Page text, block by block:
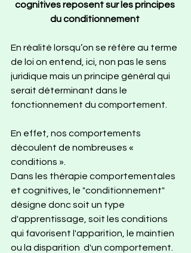
cognitives reposent sur les principes
du conditionnement
En réalité lorsqu’on se réfère au terme
de loi on entend, ici, non pas le sens
juridique mais un principe général qui
serait déterminant dans le
fonctionnement du comportement.
En effet, nos comportements
découlent de nombreuses «
conditions ».
Dans les thérapie comportementales
et cognitives, le "conditionnement"
désigne donc soit un type
d'apprentissage, soit les conditions
qui favorisent l'apparition, le maintien
ou la disparition  d'un comportement.